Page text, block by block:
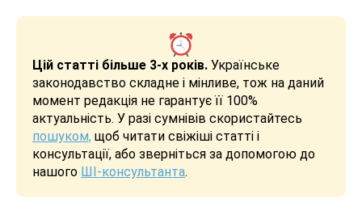
Цій статті більше 3-х років. Українське
законодавство складне і мінливе, тож на даний
момент редакція не гарантує її 100%
актуальність. У разі сумнівів скористайтесь
пошуком, щоб читати свіжіші статті і
консультації, або зверніться за допомогою до
нашого ШІ-консультанта.